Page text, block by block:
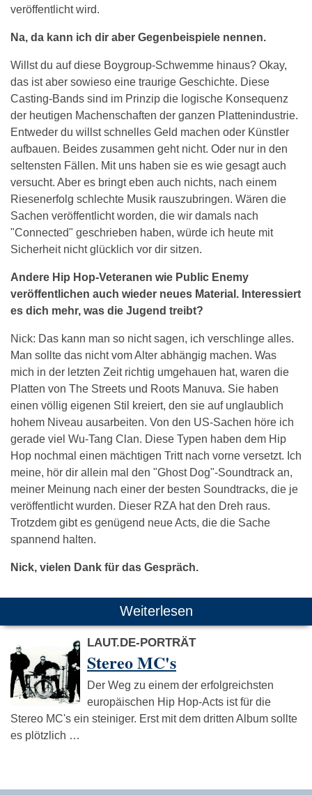
veröffentlicht wird.
Na, da kann ich dir aber Gegenbeispiele nennen.
Willst du auf diese Boygroup-Schwemme hinaus? Okay,
das ist aber sowieso eine traurige Geschichte. Diese
Casting-Bands sind im Prinzip die logische Konsequenz
der heutigen Machenschaften der ganzen Plattenindustrie.
Entweder du willst schnelles Geld machen oder Künstler
aufbauen. Beides zusammen geht nicht. Oder nur in den
seltensten Fällen. Mit uns haben sie es wie gesagt auch
versucht. Aber es bringt eben auch nichts, nach einem
Riesenerfolg schlechte Musik rauszubringen. Wären die
Sachen veröffentlicht worden, die wir damals nach
"Connected" geschrieben haben, würde ich heute mit
Sicherheit nicht glücklich vor dir sitzen.
Andere Hip Hop-Veteranen wie Public Enemy
veröffentlichen auch wieder neues Material. Interessiert
es dich mehr, was die Jugend treibt?
Nick: Das kann man so nicht sagen, ich verschlinge alles.
Man sollte das nicht vom Alter abhängig machen. Was
mich in der letzten Zeit richtig umgehauen hat, waren die
Platten von The Streets und Roots Manuva. Sie haben
einen völlig eigenen Stil kreiert, den sie auf unglaublich
hohem Niveau ausarbeiten. Von den US-Sachen höre ich
gerade viel Wu-Tang Clan. Diese Typen haben dem Hip
Hop nochmal einen mächtigen Tritt nach vorne versetzt. Ich
meine, hör dir allein mal den "Ghost Dog"-Soundtrack an,
meiner Meinung nach einer der besten Soundtracks, die je
veröffentlicht wurden. Dieser RZA hat den Dreh raus.
Trotzdem gibt es genügend neue Acts, die die Sache
spannend halten.
Nick, vielen Dank für das Gespräch.
Weiterlesen
LAUT.DE-PORTRÄT
Stereo MC's
Der Weg zu einem der erfolgreichsten
europäischen Hip Hop-Acts ist für die
Stereo MC's ein steiniger. Erst mit dem dritten Album sollte
es plötzlich …